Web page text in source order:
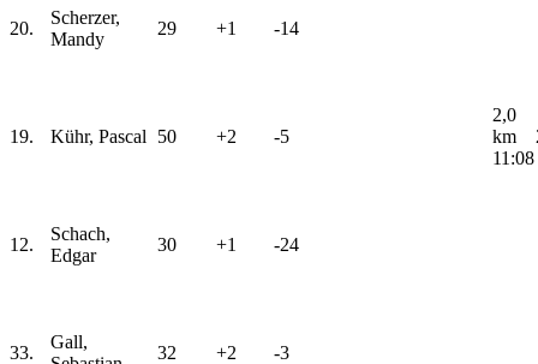
20.
Scherzer,
Mandy
29 +1 -14
19. Kühr, Pascal 50 +2 -5
2,0
km
11:08
12.
Schach,
Edgar
30 +1 -24
33.
Gall,
32 +2 -3